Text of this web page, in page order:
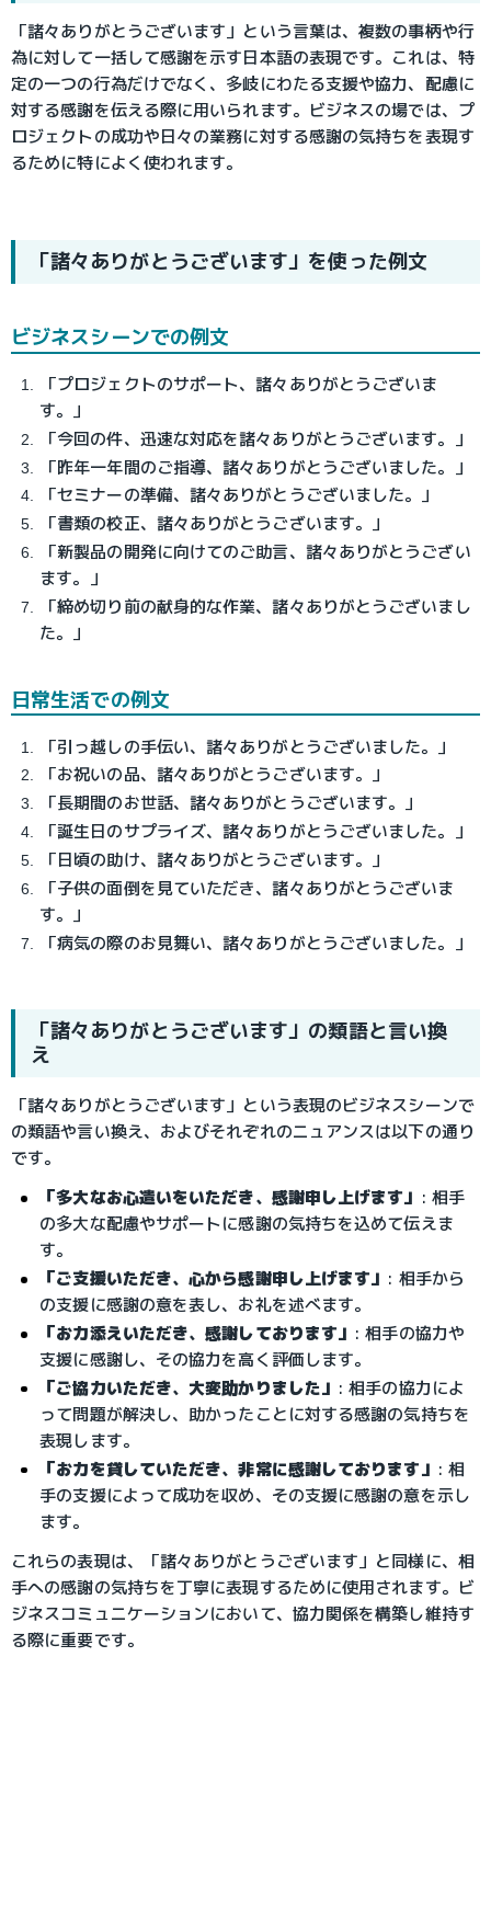
「諸々ありがとうございます」という言葉は、複数の事柄や行
為に対して一括して感謝を示す日本語の表現です。これは、特
定の一つの行為だけでなく、多岐にわたる支援や協力、配慮に
対する感謝を伝える際に用いられます。ビジネスの場では、プ
ロジェクトの成功や日々の業務に対する感謝の気持ちを表現す
るために特によく使われます。
「諸々ありがとうございます」を使った例文
ビジネスシーンでの例文
「プロジェクトのサポート、諸々ありがとうございま
す。」
「今回の件、迅速な対応を諸々ありがとうございます。」
「昨年一年間のご指導、諸々ありがとうございました。」
「セミナーの準備、諸々ありがとうございました。」
「書類の校正、諸々ありがとうございます。」
「新製品の開発に向けてのご助言、諸々ありがとうござい
ます。」
「締め切り前の献身的な作業、諸々ありがとうございまし
た。」
日常生活での例文
「引っ越しの手伝い、諸々ありがとうございました。」
「お祝いの品、諸々ありがとうございます。」
「長期間のお世話、諸々ありがとうございます。」
「誕生日のサプライズ、諸々ありがとうございました。」
「日頃の助け、諸々ありがとうございます。」
「子供の面倒を見ていただき、諸々ありがとうございま
す。」
「病気の際のお見舞い、諸々ありがとうございました。」
「諸々ありがとうございます」の類語と言い換
え
「諸々ありがとうございます」という表現のビジネスシーンで
の類語や言い換え、およびそれぞれのニュアンスは以下の通り
です。
「多大なお心遣いをいただき、感謝申し上げます」 : 相手
の多大な配慮やサポートに感謝の気持ちを込めて伝えま
す。
「ご支援いただき、心から感謝申し上げます」 : 相手から
の支援に感謝の意を表し、お礼を述べます。
「お力添えいただき、感謝しております」 : 相手の協力や
支援に感謝し、その協力を高く評価します。
「ご協力いただき、大変助かりました」 : 相手の協力によ
って問題が解決し、助かったことに対する感謝の気持ちを
表現します。
「お力を貸していただき、非常に感謝しております」 : 相
手の支援によって成功を収め、その支援に感謝の意を示し
ます。
これらの表現は、「諸々ありがとうございます」と同様に、相
手への感謝の気持ちを丁寧に表現するために使用されます。ビ
ジネスコミュニケーションにおいて、協力関係を構築し維持す
る際に重要です。